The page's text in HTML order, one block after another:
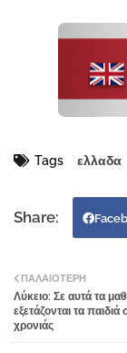
Tags ελλαδα
ΠΑΛΑΙΌΤΕΡΗ
Λύκειο: Σε αυτά τα
εξετάζονται τα παιδιά
χρονιάς